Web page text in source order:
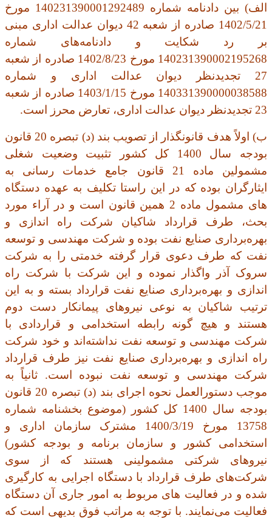
الف) بین دادنامه شماره 140231390001292489 مورخ
1402/5/21 صادره از شعبه 42 دیوان عدالت اداری مبنی
بر رد شکایت و دادنامه‌های شماره
140231390002195268 مورخ 1402/8/23 صادره از شعبه
27 تجدیدنظر دیوان عدالت اداری و شماره
140331390000038588 مورخ 1403/1/15 صادره از شعبه
23 تجدیدنظر دیوان عدالت اداری، تعارض محرز است
.
ب) اولاً هدف قانونگذار از تصویب بند (د) تبصره 20 قانون
بودجه سال 1400 کل کشور تثبیت وضعیت شغلی
مشمولین ماده 21 قانون جامع خدمات رسانی به
ایثارگران بوده که در این راستا تکلیف به عهده دستگاه
های مشمول ماده 2 همین قانون است و در آراء مورد
بحث، طرف قرارداد شاکیان شرکت راه اندازی و
بهره‌برداری صنایع نفت بوده و شرکت مهندسی و توسعه
نفت که طرف دعوی قرار گرفته خدمتی را به شرکت
سروک آذر واگذار نموده و این شرکت با شرکت راه
اندازی و بهره‌برداری صنایع نفت قرارداد بسته و به این
ترتیب شاکیان به نوعی نیروهای پیمانکار دست دوم
هستند و هیچ گونه رابطه استخدامی و قراردادی با
شرکت مهندسی و توسعه نفت نداشته‌اند و خود شرکت
راه اندازی و بهره‌برداری صنایع نفت نیز طرف قرارداد
شرکت مهندسی و توسعه نفت نبوده است. ثانیاً به
موجب دستورالعمل نحوه اجرای بند (د) تبصره 20 قانون
بودجه سال 1400 کل کشور (موضوع بخشنامه شماره
13758 مورخ 1400/3/19 مشترک سازمان اداری و
استخدامی کشور و سازمان برنامه و بودجه کشور)
نیروهای شرکتی مشمولینی هستند که از سوی
شرکت‌های طرف قرارداد با دستگاه اجرایی به کارگیری
شده و در فعالیت های مربوط به امور جاری آن دستگاه
فعالیت می‌نمایند. با توجه به مراتب فوق بدیهی است که